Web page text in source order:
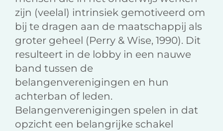
zijn (veelal) intrinsiek gemotiveerd om
bij te dragen aan de maatschappij als
groter geheel (Perry & Wise, 1990). Dit
resulteert in de lobby in een nauwe
band tussen de
belangenverenigingen en hun
achterban of leden.
Belangenverenigingen spelen in dat
opzicht een belangrĳke schakel